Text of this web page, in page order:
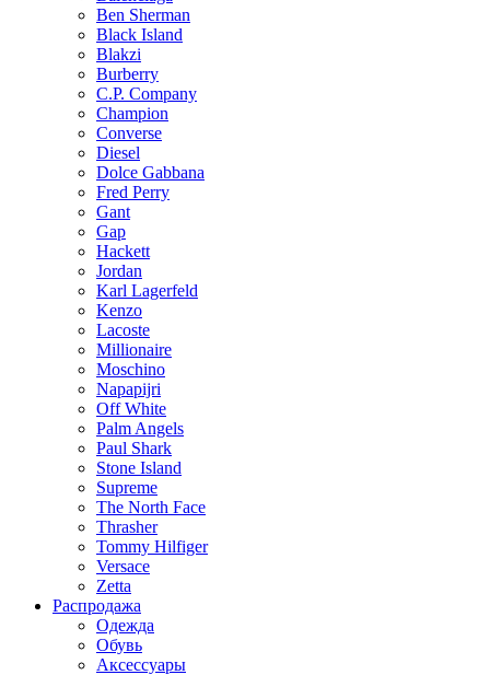
Ben Sherman
Black Island
Blakzi
Burberry
C.P. Company
Champion
Converse
Diesel
Dolce Gabbana
Fred Perry
Gant
Gap
Hackett
Jordan
Karl Lagerfeld
Kenzo
Lacoste
Millionaire
Moschino
Napapijri
Off White
Palm Angels
Paul Shark
Stone Island
Supreme
The North Face
Thrasher
Tommy Hilfiger
Versace
Zetta
Распродажа
Одежда
Обувь
Аксессуары